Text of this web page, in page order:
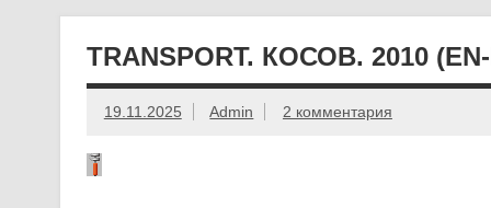
TRANSPORT. КОСОВ. 2010
19.11.2025 Admin 2 комментария